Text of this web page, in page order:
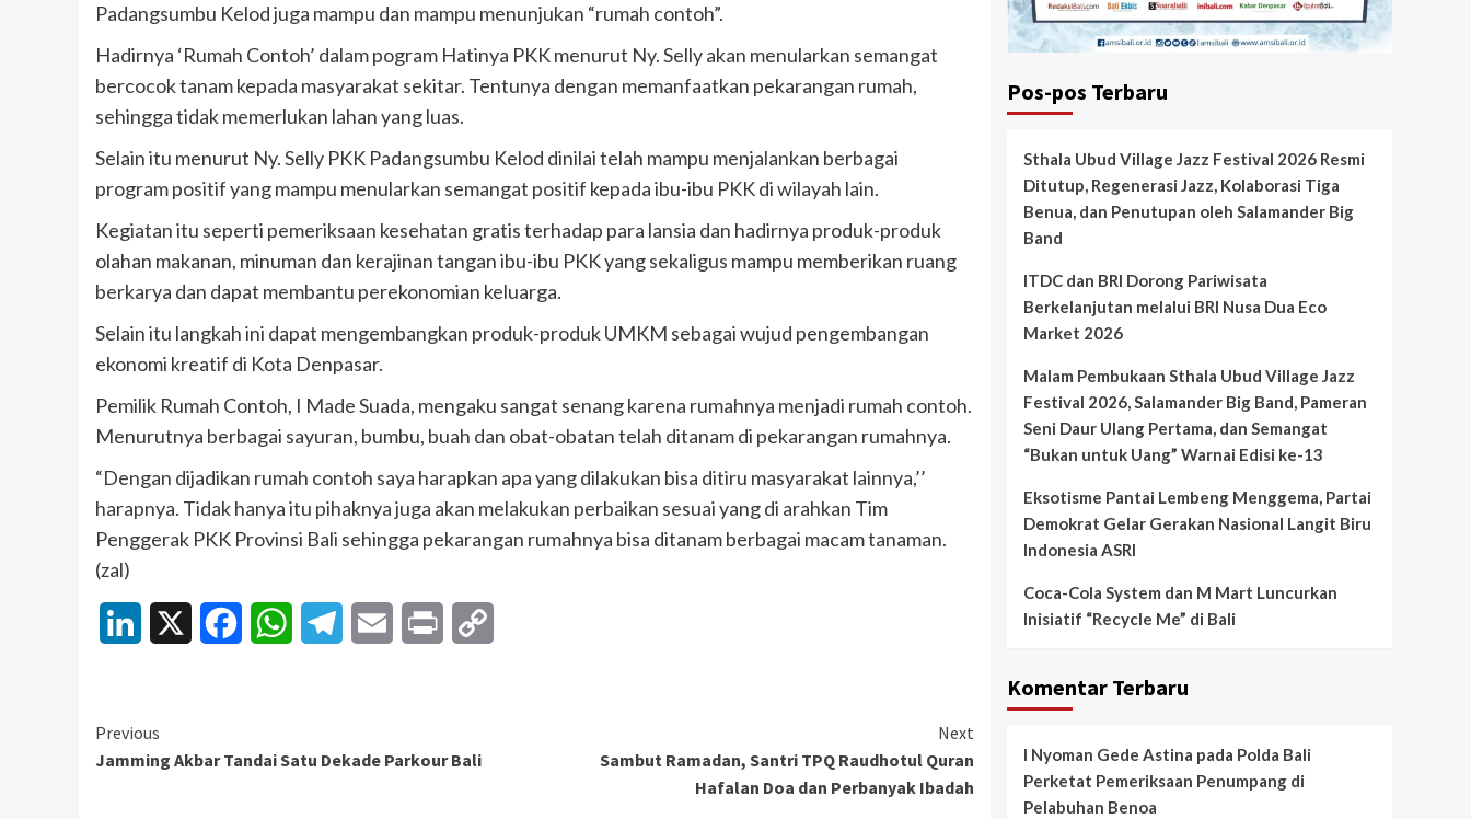
Padangsumbu Kelod juga mampu dan mampu menunjukan “rumah contoh”.
Hadirnya ‘Rumah Contoh’ dalam pogram Hatinya PKK menurut Ny. Selly akan menularkan semangat
bercocok tanam kepada masyarakat sekitar. Tentunya dengan memanfaatkan pekarangan rumah,
sehingga tidak memerlukan lahan yang luas.
Selain itu menurut Ny. Selly PKK Padangsumbu Kelod dinilai telah mampu menjalankan berbagai
program positif yang mampu menularkan semangat positif kepada ibu-ibu PKK di wilayah lain.
Kegiatan itu seperti pemeriksaan kesehatan gratis terhadap para lansia dan hadirnya produk-produk
olahan makanan, minuman dan kerajinan tangan ibu-ibu PKK yang sekaligus mampu memberikan ruang
berkarya dan dapat membantu perekonomian keluarga.
Selain itu langkah ini dapat mengembangkan produk-produk UMKM sebagai wujud pengembangan
ekonomi kreatif di Kota Denpasar.
Pemilik Rumah Contoh, I Made Suada, mengaku sangat senang karena rumahnya menjadi rumah contoh.
Menurutnya berbagai sayuran, bumbu, buah dan obat-obatan telah ditanam di pekarangan rumahnya.
“Dengan dijadikan rumah contoh saya harapkan apa yang dilakukan bisa ditiru masyarakat lainnya,’’
harapnya. Tidak hanya itu pihaknya juga akan melakukan perbaikan sesuai yang di arahkan Tim
Penggerak PKK Provinsi Bali sehingga pekarangan rumahnya bisa ditanam berbagai macam tanaman.
(zal)
LinkedIn FacebookWhatsAppTelegramEmail Print
Continue
Reading
Previous
Jamming Akbar Tandai Satu Dekade Parkour Bali
Next
Sambut Ramadan, Santri TPQ Raudhotul Quran
Hafalan Doa dan Perbanyak Ibadah
Pos-pos Terbaru
Sthala Ubud Village Jazz Festival 2026 Resmi
Ditutup, Regenerasi Jazz, Kolaborasi Tiga
Benua, dan Penutupan oleh Salamander Big
Band
ITDC dan BRI Dorong Pariwisata
Berkelanjutan melalui BRI Nusa Dua Eco
Market 2026
Malam Pembukaan Sthala Ubud Village Jazz
Festival 2026, Salamander Big Band, Pameran
Seni Daur Ulang Pertama, dan Semangat
“Bukan untuk Uang” Warnai Edisi ke-13
Eksotisme Pantai Lembeng Menggema, Partai
Demokrat Gelar Gerakan Nasional Langit Biru
Indonesia ASRI
Coca-Cola System dan M Mart Luncurkan
Inisiatif “Recycle Me” di Bali
Komentar Terbaru
I Nyoman Gede Astina pada Polda Bali
Perketat Pemeriksaan Penumpang di
Pelabuhan Benoa